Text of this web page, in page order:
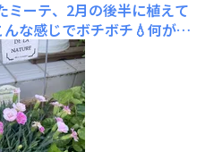
ミーテ、2月の後半に植えて
な感じでボチボチ💧何がい